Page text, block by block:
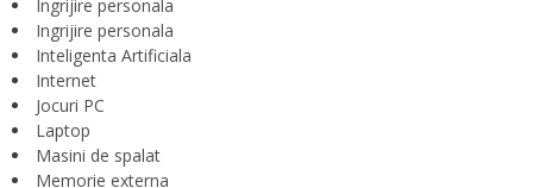
Ingrijire personala
Ingrijire personala
Inteligenta Artificiala
Internet
Jocuri PC
Laptop
Masini de spalat
Memorie externa